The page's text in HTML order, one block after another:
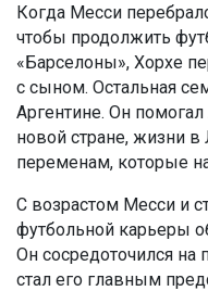
Когда Месси
чтобы продолжить
«Барселоны», Хорхе
с сыном. Остальная
Аргентине. Он
новой стране, жизни
переменам, которые
С возрастом Месси и
футбольной карьеры
Он сосредоточился на
стал его главным